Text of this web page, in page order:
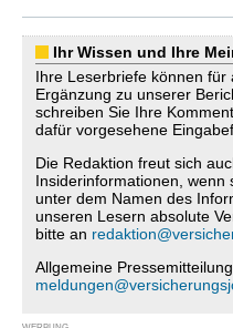
Ihr Wissen und Ihre
Ihre Leserbriefe können
Ergänzung zu unserer
schreiben Sie Ihre
dafür vorgesehene
Die Redaktion freut sich
Insiderinformationen, wenn
unter dem Namen des
unseren Lesern absolute
bitte an
Allgemeine